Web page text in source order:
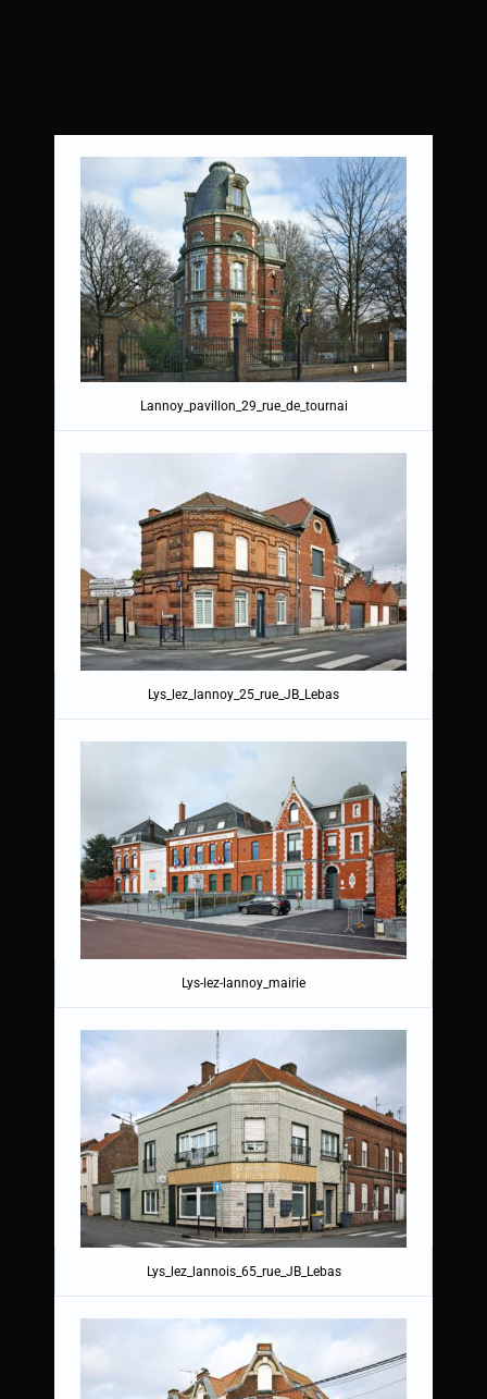
Lannoy_pavillon_29_rue_de_tournai
Lys_lez_lannoy_25_rue_JB_Lebas
Lys-lez-lannoy_mairie
Lys_lez_lannois_65_rue_JB_Lebas